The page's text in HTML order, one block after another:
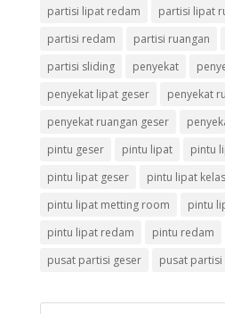
partisi lipat redam
partisi lipat
partisi redam
partisi ruangan
partisi sliding
penyekat
penyekat lipat geser
penyekat
penyekat ruangan geser
pintu geser
pintu lipat
pintu
pintu lipat geser
pintu lipat kelas
pintu lipat metting room
pintu
pintu lipat redam
pintu redam
pusat partisi geser
pusat